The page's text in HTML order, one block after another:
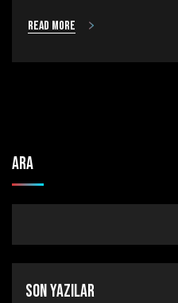
Read more
Ara
Son Yazılar